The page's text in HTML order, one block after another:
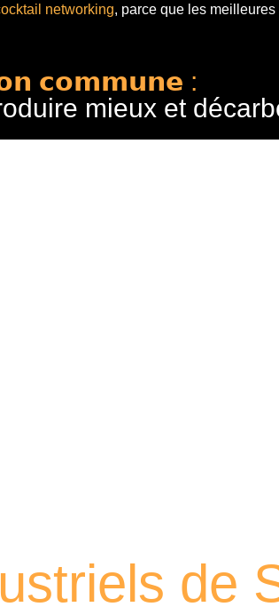
networking, parce que les
𝗰𝗼𝗺𝗺𝘂𝗻𝗲 :
mieux et
de